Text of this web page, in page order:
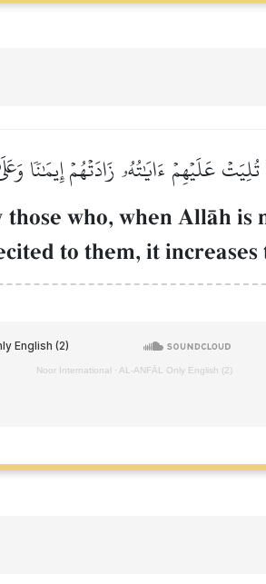
عَلَيۡهِمۡ ءَايَٰتُهُۥ زَادَتۡهُمۡ إِيمَٰنٗا
who, when AllŒh
to them, it
Noor International · AL‑ANFĀL Only English (2)